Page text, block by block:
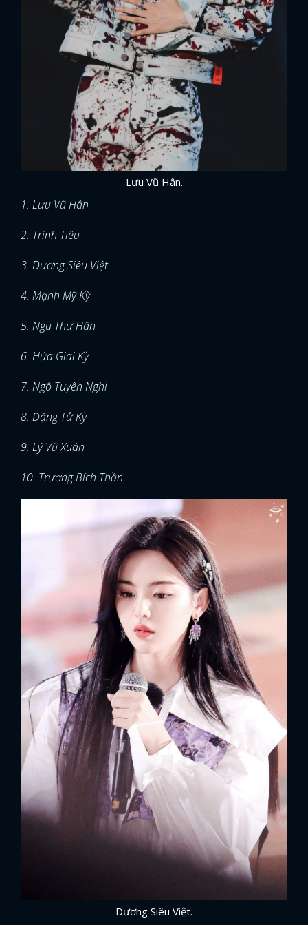
Lưu Vũ Hân.
1. Lưu Vũ Hân
2. Trình Tiêu
3. Dương Siêu Việt
4. Mạnh Mỹ Kỳ
5. Ngu Thư Hân
6. Hứa Giai Kỳ
7. Ngô Tuyên Nghi
8. Đặng Tử Kỳ
9. Lý Vũ Xuân
10. Trương Bích Thần
Dương Siêu Việt.